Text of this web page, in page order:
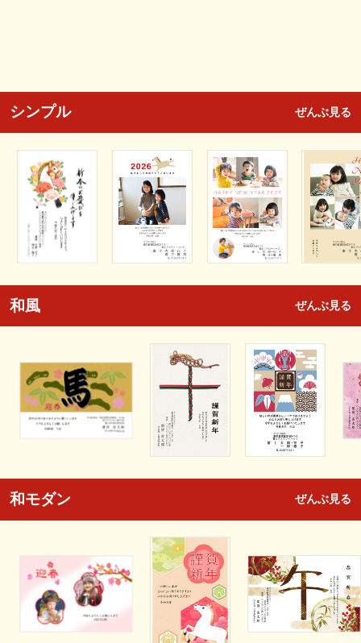
シンプル ぜんぶ見る
和風 ぜんぶ見る
和モダン ぜんぶ見る